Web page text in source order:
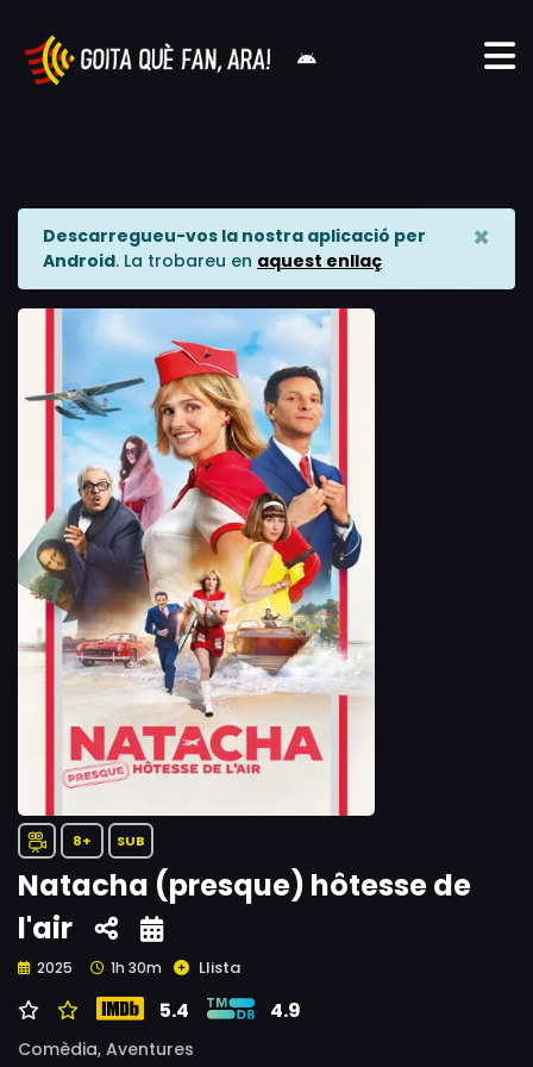
Descarregueu-vos la nostra aplicació per
Android. La trobareu en aquest enllaç
×
8+ SUB
Natacha (presque) hôtesse de
l'air
2025 1h 30m Llista
5.4 4.9
Comèdia, Aventures